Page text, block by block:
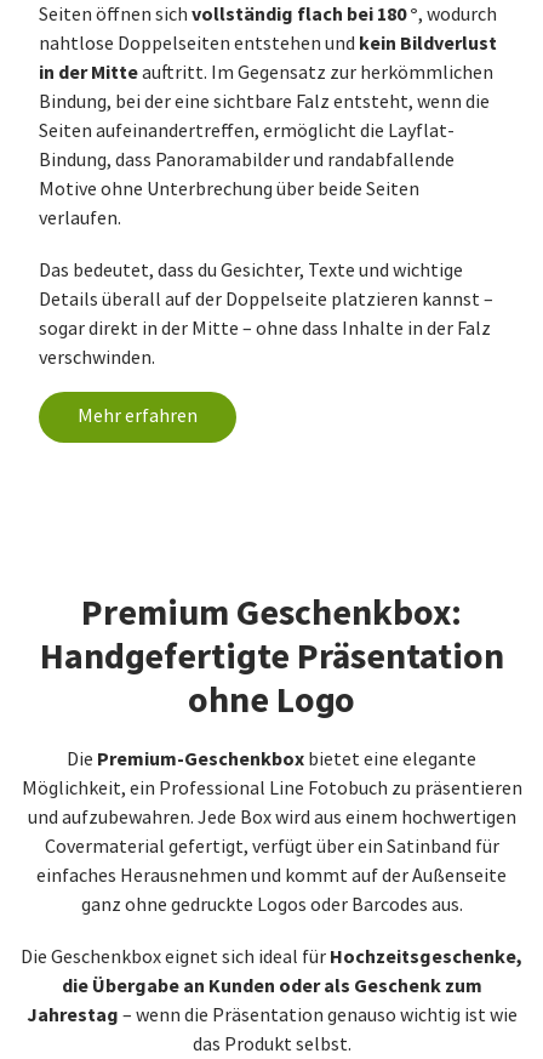
Seiten öffnen sich vollständig flach bei 180 °, wodurch
nahtlose Doppelseiten entstehen und kein Bildverlust
in der Mitteauftritt. Im Gegensatz zur herkömmlichen
Bindung, bei der eine sichtbare Falz entsteht, wenn die
Seiten aufeinandertreffen, ermöglicht die Layflat-
Bindung, dass Panoramabilder und randabfallende
Motive ohne Unterbrechung über beide Seiten
verlaufen.
Das bedeutet, dass du Gesichter, Texte und wichtige
Details überall auf der Doppelseite platzieren kannst –
sogar direkt in der Mitte – ohne dass Inhalte in der Falz
verschwinden.
Mehr erfahren
Premium Geschenkbox:
Handgefertigte Präsentation
ohne Logo
Die Premium-Geschenkbox bietet eine elegante
Möglichkeit, ein Professional Line Fotobuch zu präsentieren
und aufzubewahren. Jede Box wird aus einem hochwertigen
Covermaterial gefertigt, verfügt über ein Satinband für
einfaches Herausnehmen und kommt auf der Außenseite
ganz ohne gedruckte Logos oder Barcodes aus.
Die Geschenkbox eignet sich ideal für Hochzeitsgeschenke,
die Übergabe an Kunden oder als Geschenk zum
Jahrestag – wenn die Präsentation genauso wichtig ist wie
das Produkt selbst.